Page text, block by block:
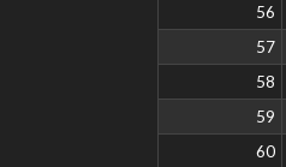
56
57
58
59
60